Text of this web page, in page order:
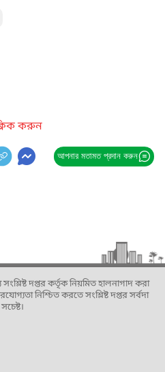
করুন
আপনার মতামত প্রদান করুন
দপ্তর কর্তৃক নিয়মিত হালনাগাদ করা
নিশ্চিত করতে সংশ্লিষ্ট দপ্তর সর্বদা
সচেষ্ট।